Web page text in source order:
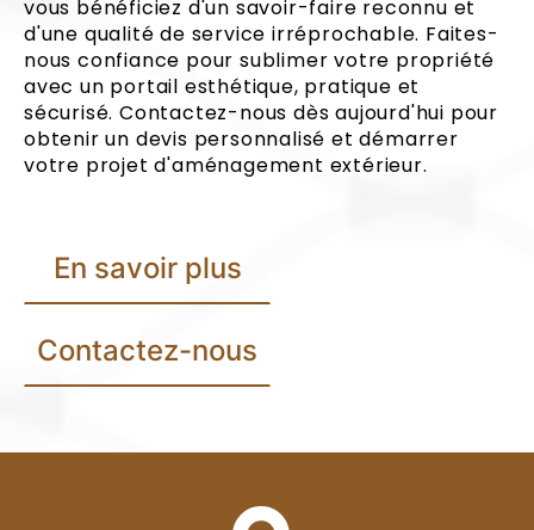
vous bénéficiez d'un savoir-faire reconnu et
d'une qualité de service irréprochable. Faites-
nous confiance pour sublimer votre propriété
avec un portail esthétique, pratique et
sécurisé. Contactez-nous dès aujourd'hui pour
obtenir un devis personnalisé et démarrer
votre projet d'aménagement extérieur.
En savoir plus
Contactez-nous